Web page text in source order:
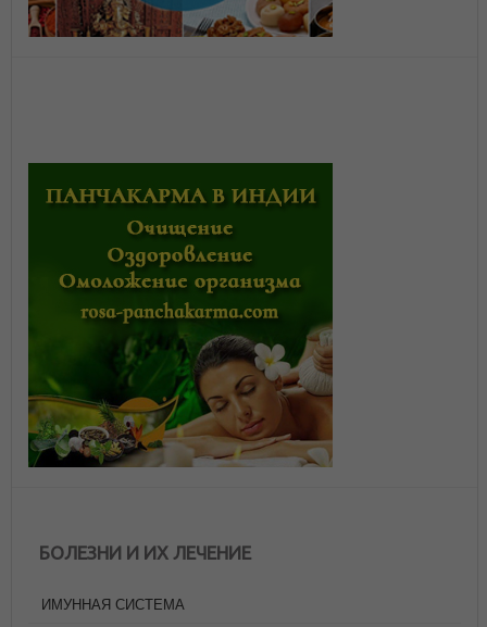
БОЛЕЗНИ И ИХ ЛЕЧЕНИЕ
ИМУННАЯ СИСТЕМА